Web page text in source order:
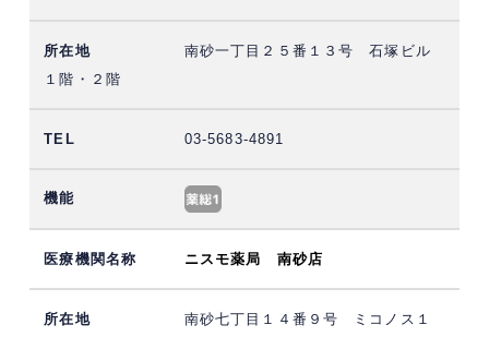
南砂一丁目２５番１３号 石塚ビル
１階・２階
03-5683-4891
ニスモ薬局 南砂店
南砂七丁目１４番９号 ミコノス１